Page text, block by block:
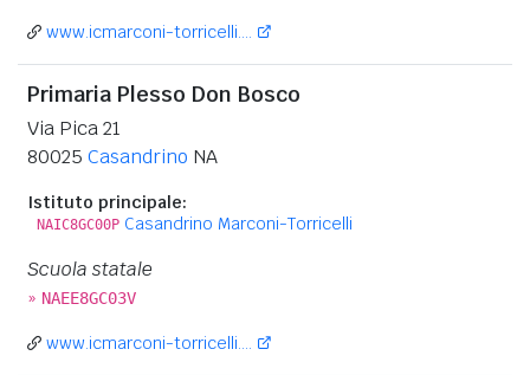
www.icmarconi-torricelli....
Primaria Plesso Don Bosco
Via Pica 21
80025 Casandrino NA
Istituto principale:
NAIC8GC00P Casandrino Marconi-Torricelli
Scuola statale
» NAEE8GC03V
www.icmarconi-torricelli....